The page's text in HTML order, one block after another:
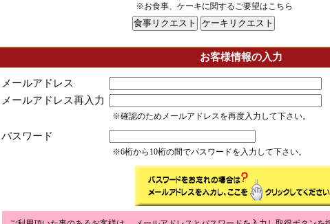
※お食事、ケーキに関するご要望はこちら
お客様情報の入力
メールアドレス
メールアドレス再入力
※確認のためメールアドレスを再度入力して下さい。
パスワード
※6桁から10桁の間でパスワードを入力して下さい。